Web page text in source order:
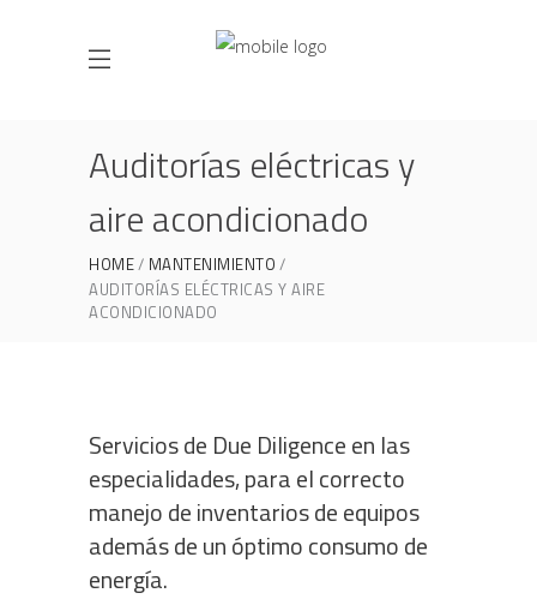
Auditorías eléctricas y
aire acondicionado
HOME
MANTENIMIENTO
AUDITORÍAS ELÉCTRICAS Y AIRE
ACONDICIONADO
Servicios de Due Diligence en las
especialidades, para el correcto
manejo de inventarios de equipos
además de un óptimo consumo de
energía.